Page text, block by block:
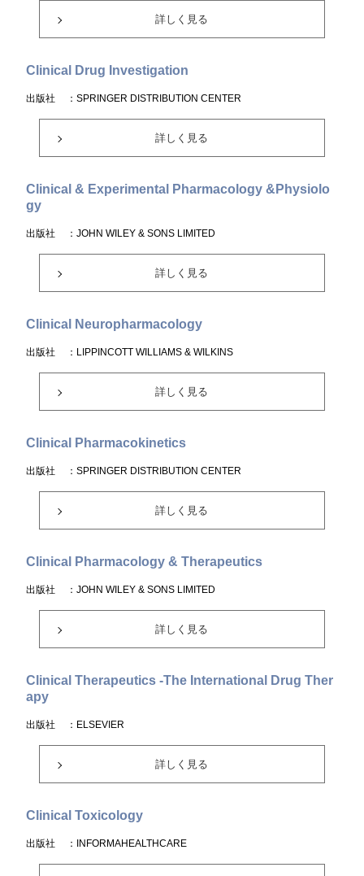
詳しく見る
Clinical Drug Investigation
出版社 ：SPRINGER DISTRIBUTION CENTER
詳しく見る
Clinical & Experimental Pharmacology &Physiolo
gy
出版社 ：JOHN WILEY & SONS LIMITED
詳しく見る
Clinical Neuropharmacology
出版社 ：LIPPINCOTT WILLIAMS & WILKINS
詳しく見る
Clinical Pharmacokinetics
出版社 ：SPRINGER DISTRIBUTION CENTER
詳しく見る
Clinical Pharmacology & Therapeutics
出版社 ：JOHN WILEY & SONS LIMITED
詳しく見る
Clinical Therapeutics -The International Drug Ther
apy
出版社 ：ELSEVIER
詳しく見る
Clinical Toxicology
出版社 ：INFORMAHEALTHCARE